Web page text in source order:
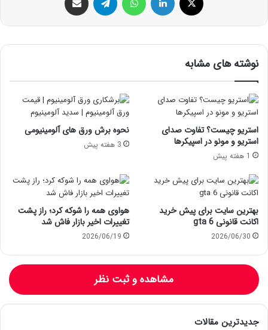
نوشته های مشابه
استریو چیست؟ تفاوت صدای
استریو و مونو در اسپیکرها
1 هفته پیش
نحوه برش ورق های آلومینیومی
3 هفته پیش
بهترین سایت برای پیش خرید
اکانت قانونی gta 6
2026/06/30
هواوی همه را شوکه کرد؛ راز پشت
تغییرات اخیر بازار فاش شد
2026/06/19
مشاهده و ثبت نظر
جدیدترین مقالات